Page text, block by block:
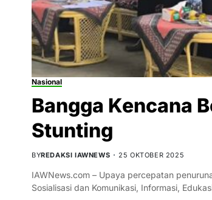
Nasional
Bangga Kencana
Stunting
BYREDAKSI IAWNEWS 25 OKTOBER 2025
IAWNews.com – Upaya percepatan
Sosialisasi dan Komunikasi, Informasi,